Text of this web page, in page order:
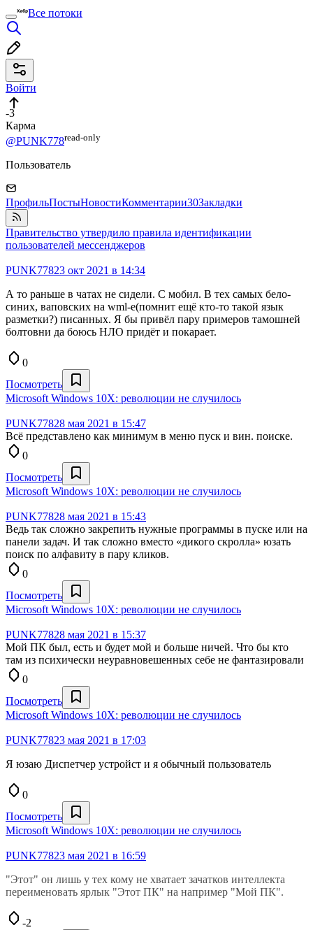
Все потоки
Войти
-3
Карма
@PUNK778read⁠-⁠only
Пользователь
ПрофильПостыНовостиКомментарии30Закладки
Правительство утвердило правила идентификации
пользователей мессенджеров
PUNK77823 окт 2021 в 14:34
А то раньше в чатах не сидели. С мобил. В тех самых бело-
синих, ваповских на wml-е(помнит ещё кто-то такой язык
разметки?) писанных. Я бы привёл пару примеров тамошней
болтовни да боюсь НЛО придёт и покарает.
0
Посмотреть
Microsoft Windows 10X: революции не случилось
PUNK77828 мая 2021 в 15:47
Всё представлено как минимум в меню пуск и вин. поиске.
0
Посмотреть
Microsoft Windows 10X: революции не случилось
PUNK77828 мая 2021 в 15:43
Ведь так сложно закрепить нужные программы в пуске или на
панели задач. И так сложно вместо «дикого скролла» юзать
поиск по алфавиту в пару кликов.
0
Посмотреть
Microsoft Windows 10X: революции не случилось
PUNK77828 мая 2021 в 15:37
Мой ПК был, есть и будет мой и больше ничей. Что бы кто
там из психически неуравновешенных себе не фантазировали
0
Посмотреть
Microsoft Windows 10X: революции не случилось
PUNK77823 мая 2021 в 17:03
Я юзаю Диспетчер устройст и я обычный пользователь
0
Посмотреть
Microsoft Windows 10X: революции не случилось
PUNK77823 мая 2021 в 16:59
"Этот" он лишь у тех кому не хватает зачатков интеллекта
переименовать ярлык "Этот ПК" на например "Мой ПК".
-2